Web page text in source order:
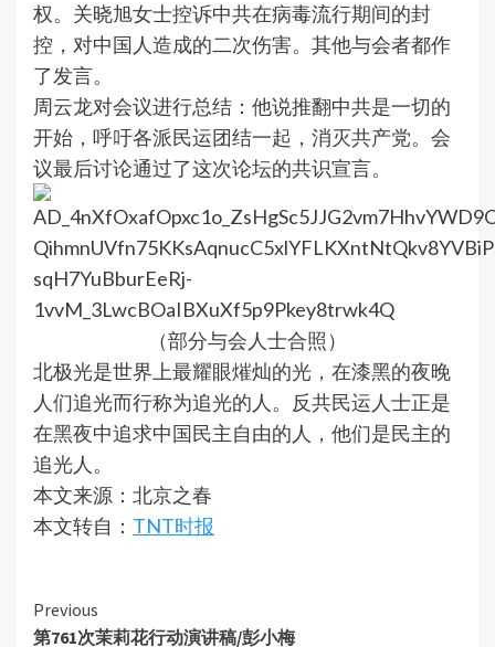
权。关晓旭女士控诉中共在病毒流行期间的封
控，对中国人造成的二次伤害。其他与会者都作
了发言。
周云龙对会议进行总结：他说推翻中共是一切的
开始，呼吁各派民运团结一起，消灭共产党。会
议最后讨论通过了这次论坛的共识宣言。
（部分与会人士合照）
北极光是世界上最耀眼熣灿的光，在漆黑的夜晚
人们追光而行称为追光的人。反共民运人士正是
在黑夜中追求中国民主自由的人，他们是民主的
追光人。
本文来源：北京之春
本文转自： TNT时报
Continue
Previous
第761次茉莉花行动演讲稿/彭小梅